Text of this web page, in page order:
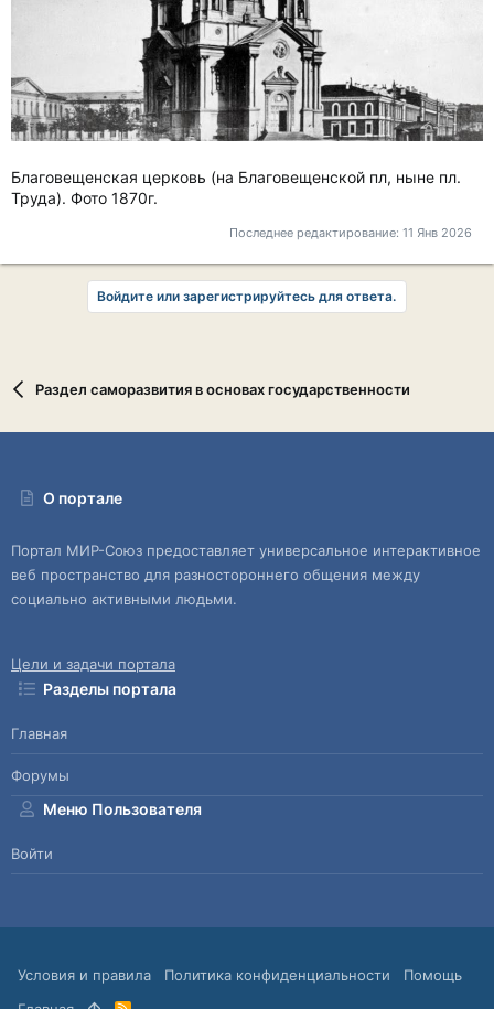
Благовещенская церковь (на Благовещенской пл, ныне пл.
Труда). Фото 1870г.
Последнее редактирование: 11 Янв 2026
Войдите или зарегистрируйтесь для ответа.
Раздел саморазвития в основах государственности
О портале
Портал МИР-Союз предоставляет универсальное интерактивное
веб пространство для разностороннего общения между
социально активными людьми.
Цели и задачи портала
Разделы портала
Главная
Форумы
Меню Пользователя
Войти
Условия и правила Политика конфиденциальности
Помощь